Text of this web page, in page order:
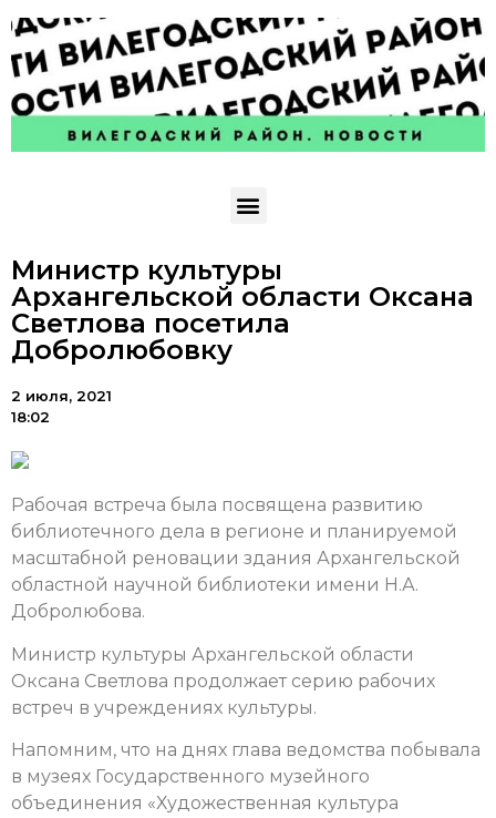
Министр культуры
Архангельской области Оксана
Светлова посетила
Добролюбовку
2 июля, 2021
18:02
Рабочая встреча была посвящена развитию
библиотечного дела в регионе и планируемой
масштабной реновации здания Архангельской
областной научной библиотеки имени Н.А.
Добролюбова.
Министр культуры Архангельской области
Оксана Светлова продолжает серию рабочих
встреч в учреждениях культуры.
Напомним, что на днях глава ведомства побывала
в музеях Государственного музейного
объединения «Художественная культура